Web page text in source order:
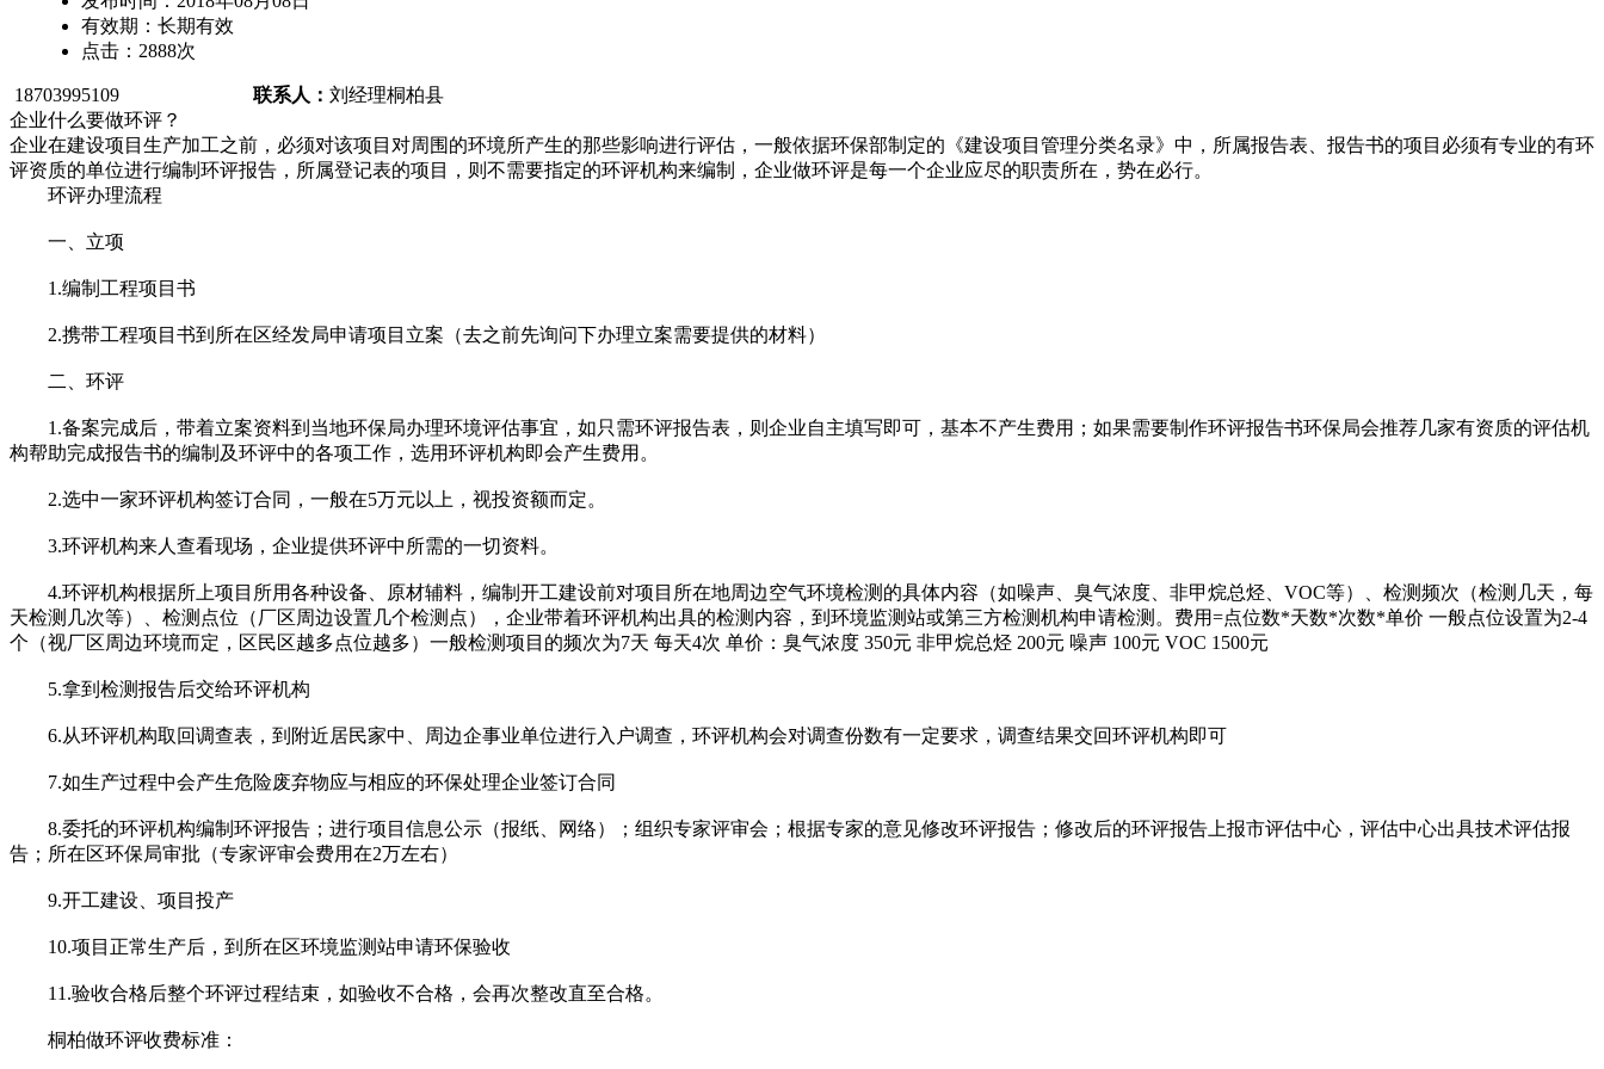
有效期： 长期有效
点击： 2888次
18703995109 联系人： 刘经理桐柏县
企业什么要做环评？
企业在建设项目生产加工之前，必须对该项目对周围的环境所产生的那些影响进行评估，一般依据环保部制定的《建设项目管理分类名录》中，所属报告表、报告书的项目必须有专业的有环
评资质的单位进行编制环评报告，所属登记表的项目，则不需要指定的环评机构来编制，企业做环评是每一个企业应尽的职责所在，势在必行。
环评办理流程
一、立项
1.编制工程项目书
2.携带工程项目书到所在区经发局申请项目立案（去之前先询问下办理立案需要提供的材料）
二、环评
1.备案完成后，带着立案资料到当地环保局办理环境评估事宜，如只需环评报告表，则企业自主填写即可，基本不产生费用；如果需要制作环评报告书环保局会推荐几家有资质的评估机
构帮助完成报告书的编制及环评中的各项工作，选用环评机构即会产生费用。
2.选中一家环评机构签订合同，一般在5万元以上，视投资额而定。
3.环评机构来人查看现场，企业提供环评中所需的一切资料。
4.环评机构根据所上项目所用各种设备、原材辅料，编制开工建设前对项目所在地周边空气环境检测的具体内容（如噪声、臭气浓度、非甲烷总烃、VOC等）、检测频次（检测几天，每
天检测几次等）、检测点位（厂区周边设置几个检测点），企业带着环评机构出具的检测内容，到环境监测站或第三方检测机构申请检测。费用=点位数*天数*次数*单价 一般点位设置为2-4
个（视厂区周边环境而定，区民区越多点位越多）一般检测项目的频次为7天 每天4次 单价：臭气浓度 350元 非甲烷总烃 200元 噪声 100元 VOC 1500元
5.拿到检测报告后交给环评机构
6.从环评机构取回调查表，到附近居民家中、周边企事业单位进行入户调查，环评机构会对调查份数有一定要求，调查结果交回环评机构即可
7.如生产过程中会产生危险废弃物应与相应的环保处理企业签订合同
8.委托的环评机构编制环评报告；进行项目信息公示（报纸、网络）；组织专家评审会；根据专家的意见修改环评报告；修改后的环评报告上报市评估中心，评估中心出具技术评估报
告；所在区环保局审批（专家评审会费用在2万左右）
9.开工建设、项目投产
10.项目正常生产后，到所在区环境监测站申请环保验收
11.验收合格后整个环评过程结束，如验收不合格，会再次整改直至合格。
桐柏做环评收费标准：